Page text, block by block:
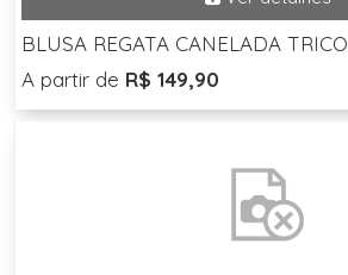
BLUSA REGATA CANELADA TRICO
A partir de R$ 149,90